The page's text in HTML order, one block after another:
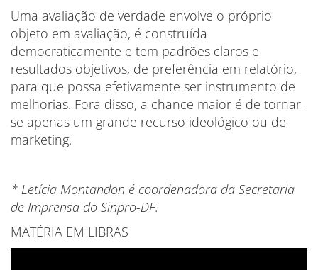
Uma avaliação de verdade envolve o próprio
objeto em avaliação, é construída
democraticamente e tem padrões claros e
resultados objetivos, de preferência em relatório,
para que possa efetivamente ser instrumento de
melhorias. Fora disso, a chance maior é de tornar-
se apenas um grande recurso ideológico ou de
marketing.
* Letícia Montandon é coordenadora da Secretaria
de Imprensa do Sinpro-DF.
MATÉRIA EM LIBRAS